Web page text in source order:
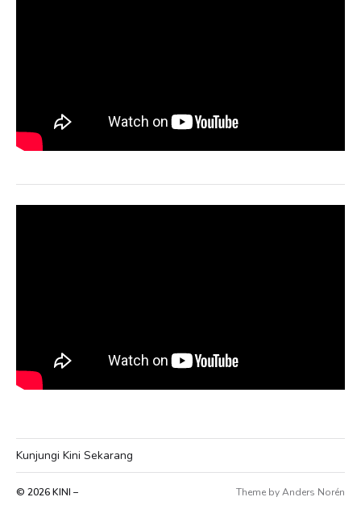
Kunjungi Kini Sekarang
© 2026KINI – Theme byAnders Norén